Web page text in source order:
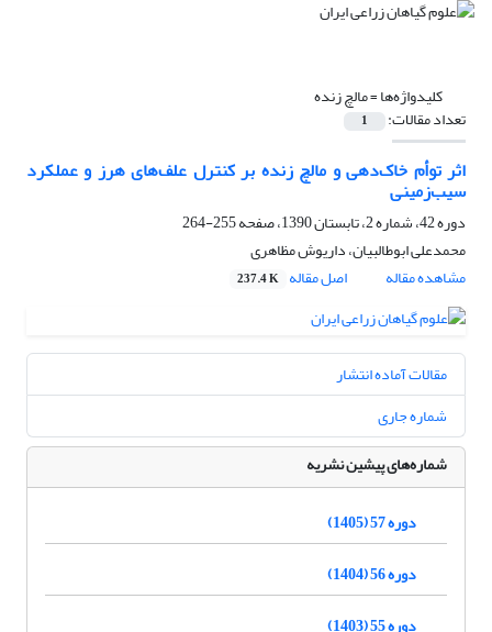
کلیدواژه‌ها =مالچ زنده
تعداد مقالات: 1
اثر توأم خاک‌دهی و مالچ زنده بر کنترل علف‌های هرز و عملکرد
سیب‌زمینی
دوره 42، شماره 2، تابستان 1390، صفحه
255-264
محمدعلی ابوطالبیان، داریوش مظاهری
مشاهده مقاله
اصل مقاله 237.4 K
مقالات آماده انتشار
شماره جاری
شماره‌های پیشین نشریه
دوره 57 (1405)
دوره 56 (1404)
دوره 55 (1403)